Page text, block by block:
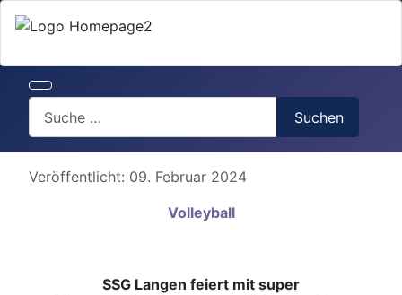
Suchen
Details
Veröffentlicht: 09. Februar 2024
Volleyball
SSG Langen feiert mit super